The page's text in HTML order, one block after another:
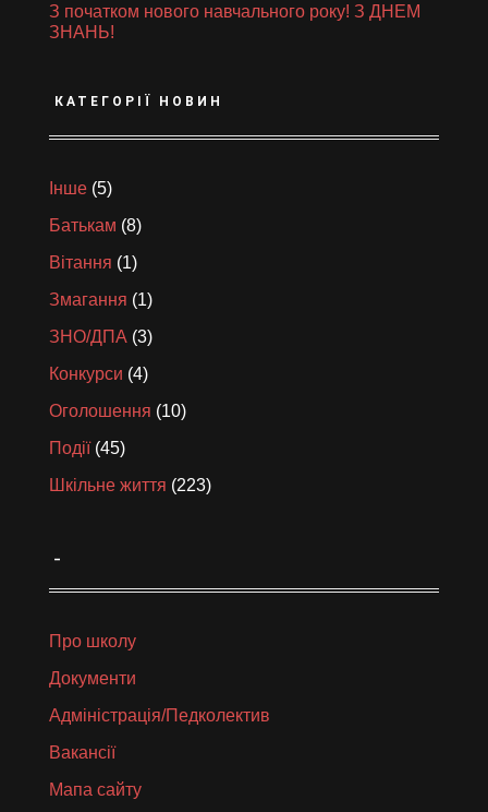
З початком нового навчального року! З ДНЕМ
ЗНАНЬ!
КАТЕГОРІЇ НОВИН
Інше (5)
Батькам (8)
Вітання (1)
Змагання (1)
ЗНО/ДПА (3)
Конкурси (4)
Оголошення (10)
Події(45)
Шкільне життя (223)
_
Про школу
Документи
Адміністрація/Педколектив
Вакансії
Мапа сайту